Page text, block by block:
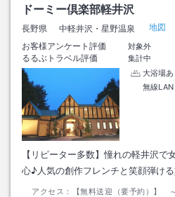
ドーミー倶楽部軽井沢
長野県 中軽井沢・星野温泉
地図
お客様アンケート評価
対象外
るるぶトラベル評価
集計中
大浴場あ
無線LAN
【リピーター多数】憧れの軽井沢で
心♪人気の創作フレンチと笑顔弾け
アクセス：
【無料送迎（要予約）】